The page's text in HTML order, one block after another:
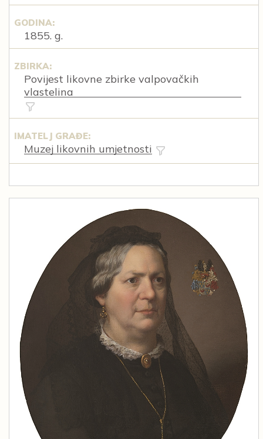
GODINA:
1855. g.
ZBIRKA:
Povijest likovne zbirke valpovačkih
vlastelina
IMATELJ GRAĐE:
Muzej likovnih umjetnosti